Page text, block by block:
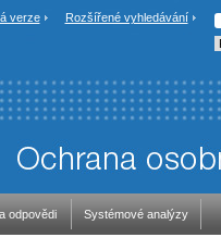
verze Rozšířené vyhledávání
odpovědi Systémové analýzy